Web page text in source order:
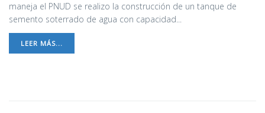
maneja el PNUD se realizo la construcción de un tanque de
semento soterrado de agua con capacidad...
LEER MÁS...